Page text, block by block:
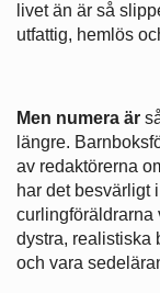
livet än är så
utfattig, hemlös
Men numera är
längre.
av redaktörerna
har det besvärligt
curlingföräldrarna
dystra, realistiska
och vara